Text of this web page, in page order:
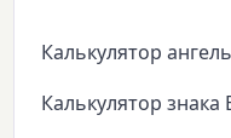
Калькулятор
Калькулятор знака